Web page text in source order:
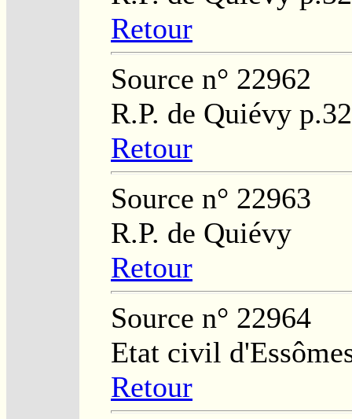
Retour
Source n° 22962
R.P. de Quiévy
Retour
Source n° 22963
R.P. de Quiévy
Retour
Source n° 22964
Etat civil
Retour